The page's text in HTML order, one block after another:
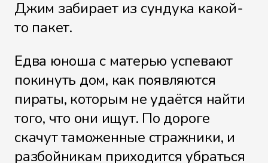
Файл 33
Файл 34
Файл 35
Джим забирает из сундука какой-
то пакет.
Едва юноша с матерью успевают
покинуть дом, как появляются
пираты, которым не удаётся найти
того, что они ищут. По дороге
скачут таможенные стражники, и
разбойникам приходится убраться